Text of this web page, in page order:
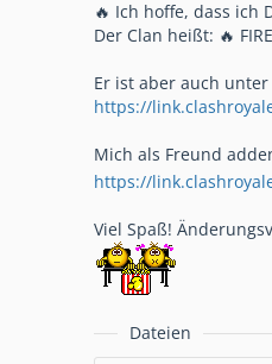
🔥 Ich hoffe, dass ich
Der Clan heißt: 🔥
Er ist aber auch
https://
Mich als Freund
https://
Viel Spaß!
Dateien